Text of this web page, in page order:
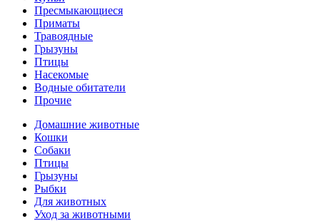
Пресмыкающиеся
Приматы
Травоядные
Грызуны
Птицы
Насекомые
Водные обитатели
Прочие
Домашние животные
Кошки
Собаки
Птицы
Грызуны
Рыбки
Для животных
Уход за животными